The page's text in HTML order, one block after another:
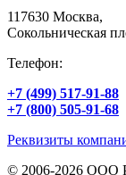
117630 Москва,
Сокольническая
Телефон:
+7 (499) 517-91-88
+7 (800) 505-91-68
Реквизиты
© 2006-2026